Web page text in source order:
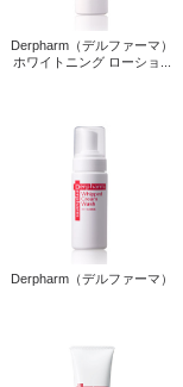
Derpharm（デルファーマ）
ホワイトニング ローショ...
Derpharm（デルファーマ）